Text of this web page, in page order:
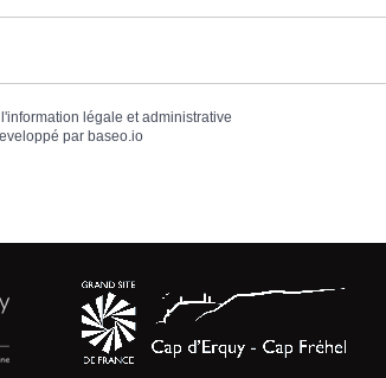
légale et administrative
par baseo.io